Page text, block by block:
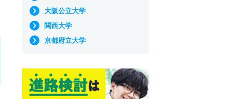
大阪公立大学
関西大学
京都府立大学